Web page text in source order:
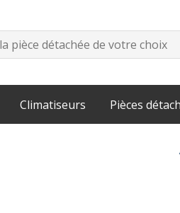
Climatiseurs Pièces